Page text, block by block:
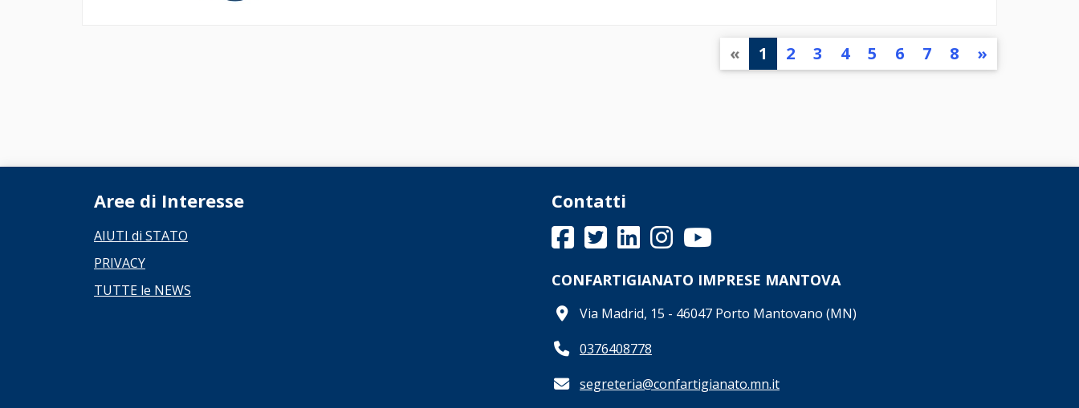
« 1 2 3 4 5 6 7 8 »
Aree di Interesse
AIUTI di STATO
PRIVACY
TUTTE le NEWS
Contatti
CONFARTIGIANATO IMPRESE MANTOVA
Via Madrid, 15 - 46047 Porto Mantovano (MN)
0376408778
segreteria@confartigianato.mn.it